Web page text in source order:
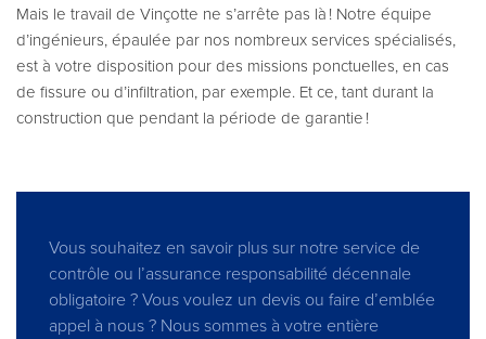
Mais le travail de Vinçotte ne s’arrête pas là ! Notre équipe
d’ingénieurs, épaulée par nos nombreux services spécialisés,
est à votre disposition pour des missions ponctuelles, en cas
de fissure ou d’infiltration, par exemple. Et ce, tant durant la
construction que pendant la période de garantie !
Vous souhaitez en savoir plus sur notre service de
contrôle ou l’assurance responsabilité décennale
obligatoire ? Vous voulez un devis ou faire d’emblée
appel à nous ? Nous sommes à votre entière